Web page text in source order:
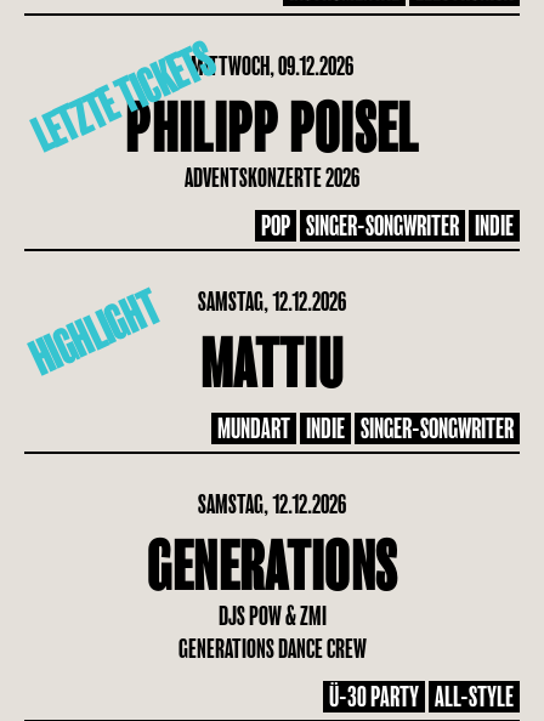
MITTWOCH, 09.12.2026
LETZTE TICKETSPHILIPP POISEL
ADVENTSKONZERTE 2026
POP SINGER-SONGWRITER INDIE
SAMSTAG, 12.12.2026
HIGHLIGHT MATTIU
MUNDART INDIE SINGER-SONGWRITER
SAMSTAG, 12.12.2026
GENERATIONS
DJS POW & ZMI
GENERATIONS DANCE CREW
Ü-30 PARTY ALL-STYLE